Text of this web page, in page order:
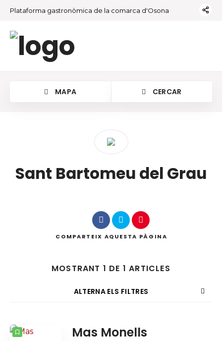
Plataforma gastronòmica de la comarca d'Osona
MAPA CERCAR
Cercar
Sant Bartomeu del Grau
COMPARTEIX AQUESTA PÀGINA
MOSTRANT 1 DE 1 ARTICLES
ALTERNA ELS FILTRES
Mas Monells